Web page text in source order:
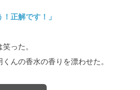
正解です！」
った。
んの香水の香りを漂わせた。